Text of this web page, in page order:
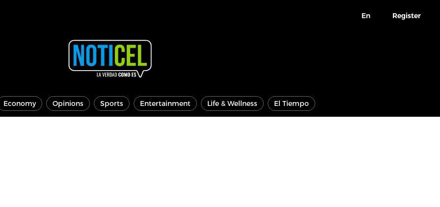
En Register
Economy Opinions Sports Entertainment Life & Wellness El Tiempo